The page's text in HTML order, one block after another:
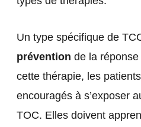
Un type spécifique de
prévention de la réponse
cette thérapie, les
encouragés à s’exposer
TOC. Elles doivent